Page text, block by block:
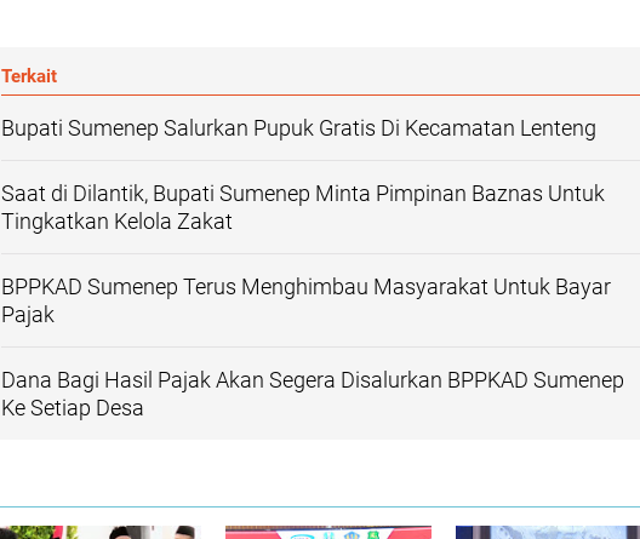
Terkait
Bupati Sumenep Salurkan Pupuk Gratis Di Kecamatan Lenteng
Saat di Dilantik, Bupati Sumenep Minta Pimpinan Baznas Untuk
Tingkatkan Kelola Zakat
BPPKAD Sumenep Terus Menghimbau Masyarakat Untuk Bayar
Pajak
Dana Bagi Hasil Pajak Akan Segera Disalurkan BPPKAD Sumenep
Ke Setiap Desa